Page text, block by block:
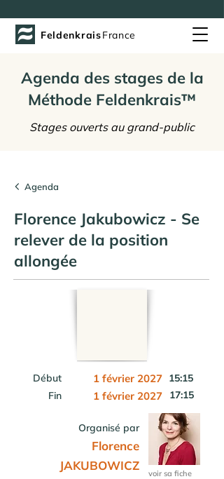
FeldenkraisFrance
Agenda des stages de la
Méthode Feldenkrais™
Stages ouverts au grand-public
Agenda
Florence Jakubowicz - Se
relever de la position
allongée
Début 1 février 2027 15:15
Fin
1 février 2027 17:15
Organisé par
Florence
JAKUBOWICZ
voir sa fiche